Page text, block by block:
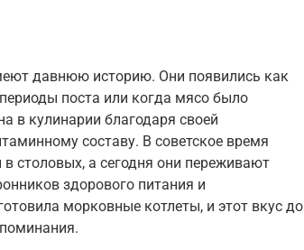
давнюю историю. Они появились как
поста или когда мясо было
в кулинарии благодаря своей
составу. В советское время
столовых, а сегодня они переживают
здорового питания и
морковные котлеты, и этот вкус до